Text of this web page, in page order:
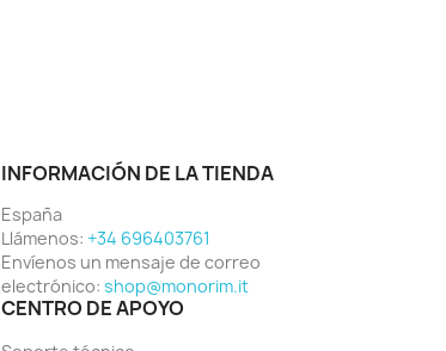
INFORMACIÓN DE LA TIENDA
España
Llámenos: +34 696403761
Envíenos un mensaje de correo
electrónico: shop@monorim.it
CENTRO DE APOYO